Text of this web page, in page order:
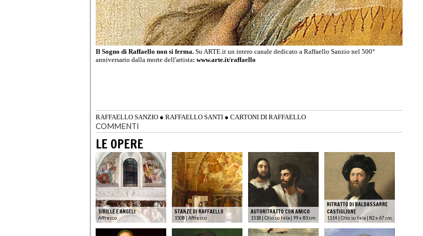
Il Sogno di Raffaello non si ferma. Su ARTE.it un intero canale dedicato a Raffaello Sanzio nel 500°
anniversario dalla morte dell'artista: www.arte.it/raffaello
RAFFAELLO SANZIO ● RAFFAELLO SANTI ● CARTONI DI RAFFAELLO
COMMENTI
LE OPERE
SIBILLE E ANGELI
Affresco
STANZE DI RAFFAELLO
1508 | Affresco
AUTORITRATTO CON AMICO
1518 | Olio su tela | 99 x 83 cm.
RITRATTO DI BALDASSARRE
CASTIGLIONE
1514 | Olio su tela | 82 x 67 cm.